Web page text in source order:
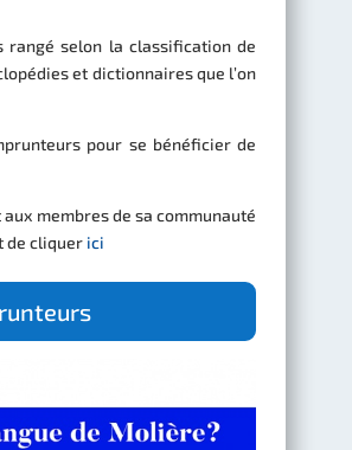
rangé selon la classification de
et dictionnaires que l’on
pour se bénéficier de
membres de sa communauté
de cliquer ici